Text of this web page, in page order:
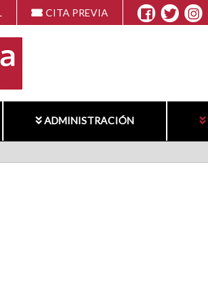
CITA PREVIA
ADMINISTRACIÓN